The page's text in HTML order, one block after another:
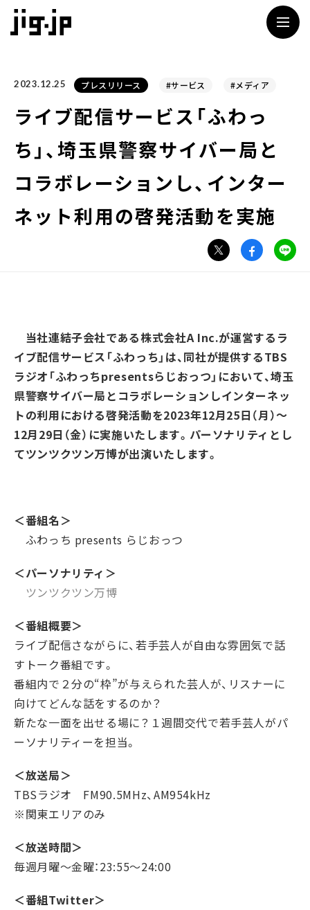
2023.12.25 プレスリリース #サービス #メディア
ライブ配信サービス「ふわっ
ち」、埼玉県警察サイバー局と
コラボレーションし、インター
ネット利用の啓発活動を実施
当社連結子会社である株式会社A Inc.が運営するラ
イブ配信サービス「ふわっち」は、同社が提供するTBS
ラジオ「ふわっちpresentsらじおっつ」において、埼玉
県警察サイバー局とコラボレーションしインターネッ
トの利用における啓発活動を2023年12月25日（月）〜
12月29日（金）に実施いたします。パーソナリティとし
てツンツクツン万博が出演いたします。
＜番組名＞
ふわっち presents らじおっつ
＜パーソナリティ＞
ツンツクツン万博
＜番組概要＞
ライブ配信さながらに、若手芸人が自由な雰囲気で話
すトーク番組です。
番組内で２分の“枠”が与えられた芸人が、リスナーに
向けてどんな話をするのか？
新たな一面を出せる場に？１週間交代で若手芸人がパ
ーソナリティーを担当。
＜放送局＞
TBSラジオ FM90.5MHz、AM954kHz
※関東エリアのみ
＜放送時間＞
毎週月曜〜金曜：23:55～24:00
＜番組Twitter＞